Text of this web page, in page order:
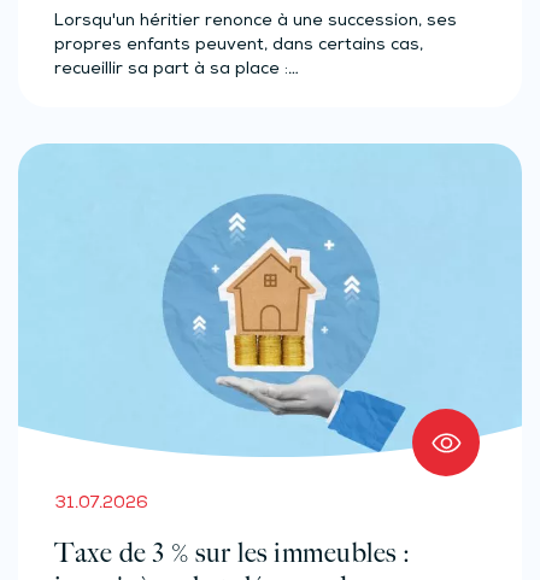
Lorsqu'un héritier renonce à une succession, ses
propres enfants peuvent, dans certains cas,
recueillir sa part à sa place :…
31.07.2026
Taxe de 3 % sur les immeubles :